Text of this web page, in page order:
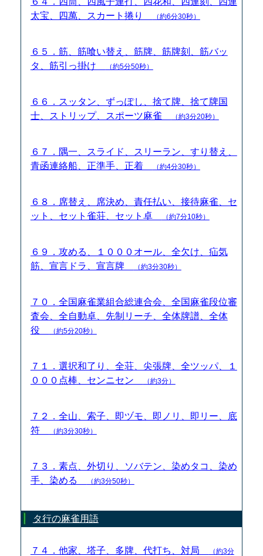
太宝、四萬、スカート捲り
（約6分30秒）
６５．筋、筋喰い替え、筋牌、筋牌刻、筋バッ
タ、筋引っ掛け
（約5分50秒）
６６．スッタン、ずっぽし、捨て牌、捨て牌国
士、ストリップ、スポーツ麻雀
（約3分20秒）
６７．隅一、スライド、スリーラン、すり替え、
青函連絡船、正準手、正着
（約4分30秒）
６８．席替え、席決め、責任払い、接待麻雀、セ
ット、セット雀荘、セット卓
（約7分10秒）
６９．攻める、１０００オール、全欠け、疝気
筋、宣言ドラ、宣言牌
（約3分30秒）
７０．全国麻雀業組合総連合会、全国麻雀段位審
査会、全自動卓、先制リーチ、全体牌譜、全体
役
（約5分20秒）
７１．選択和了り、全荘、尖張牌、全ツッパ、１
０００点棒、センニセン
（約3分）
７２．全山、索子、即ヅモ、即ノリ、即リー、底
符
（約3分30秒）
７３．素点、外切り、ソバテン、染めタコ、染め
手、染める
（約3分50秒）
タ行の麻雀用語
７４．他家、塔子、多牌、代打ち、対局
（約3分